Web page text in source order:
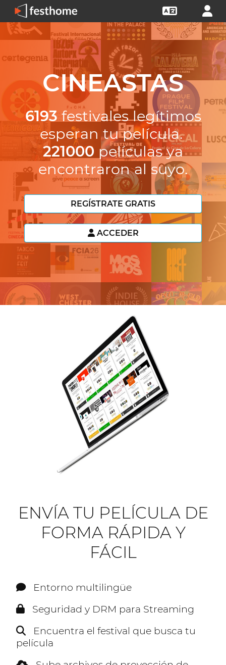
CINEASTAS
6193 festivales legítimos
esperan tu película.
221000 películas ya
encontraron al suyo.
REGÍSTRATE GRATIS
ACCEDER
ENVÍA TU PELÍCULA DE
FORMA RÁPIDA Y
FÁCIL
Entorno multilingüe
Seguridad y DRM para Streaming
Encuentra el festival que busca tu
película